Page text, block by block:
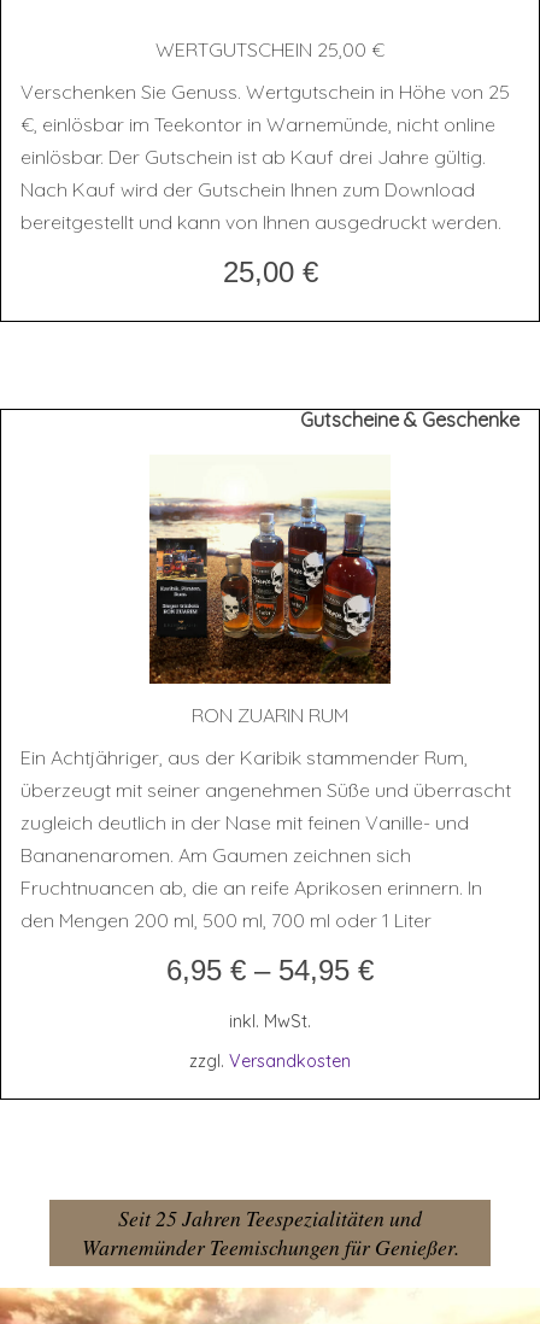
WERT­GUT­SCHEIN 25,00 €
Verschenken Sie Genuss. Wertgutschein in Höhe von 25
€, einlösbar im Teekontor in Warnemünde, nicht online
einlösbar. Der Gutschein ist ab Kauf drei Jahre gültig.
Nach Kauf wird der Gutschein Ihnen zum Download
bereitgestellt und kann von Ihnen ausgedruckt werden.
25,00 €
Gutscheine & Geschenke
RON ZUA­RIN RUM
Ein Achtjähriger, aus der Karibik stammender Rum,
überzeugt mit seiner angenehmen Süße und überrascht
zugleich deutlich in der Nase mit feinen Vanille- und
Bananenaromen. Am Gaumen zeichnen sich
Fruchtnuancen ab, die an reife Aprikosen erinnern. In
den Mengen 200 ml, 500 ml, 700 ml oder 1 Liter
6,95 € – 54,95 €
inkl. MwSt.
zzgl. Versandkosten
Seit 25 Jahren Teespezialitäten und
Warnemünder Teemischungen für Genießer.